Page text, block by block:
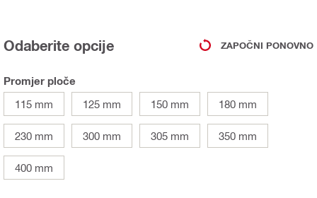
Odaberite opcije ZAPOČNI PONOVNO
Promjer ploče
115 mm
125 mm 150 mm 180 mm
230 mm 300 mm 305 mm 350 mm
400 mm